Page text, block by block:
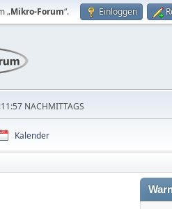
„Mikro-Forum“. Einloggen
NACHMITTAGS
Kalender